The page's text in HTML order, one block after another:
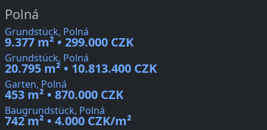
Polná
Grundstück, Polná
9.377 m² • 299.000 CZK
Grundstück, Polná
20.795 m² • 10.813.400 CZK
Garten, Polná
453 m² • 870.000 CZK
Baugrundstück, Polná
742 m² • 4.000 CZK/m²